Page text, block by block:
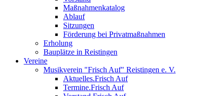
Maßnahmenkatalog
Ablauf
Sitzungen
Förderung bei Privatmaßnahmen
Erholung
Bauplätze in Reistingen
Vereine
Musikverein "Frisch Auf" Reistingen e. V.
Aktuelles.Frisch Auf
Termine.Frisch Auf